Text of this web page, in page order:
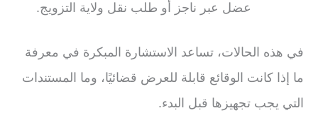
عضل عبر ناجز أو طلب نقل ولاية التزويج.
في هذه الحالات، تساعد الاستشارة المبكرة في معرفة
ما إذا كانت الوقائع قابلة للعرض قضائيًا، وما المستندات
التي يجب تجهيزها قبل البدء.